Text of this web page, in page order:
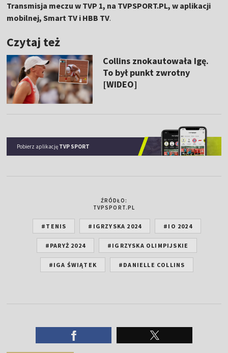
Transmisja meczu w TVP 1, na TVPSPORT.PL, w aplikacji
mobilnej, Smart TV i HBB TV.
Czytaj też
Collins znokautowała Igę.
To był punkt zwrotny
[WIDEO]
Pobierz aplikację TVP SPORT
ŹRÓDŁO:
TVPSPORT.PL
#TENIS #IGRZYSKA 2024 #IO 2024
#PARYŻ 2024 #IGRZYSKA OLIMPIJSKIE
#IGA ŚWIĄTEK #DANIELLE COLLINS